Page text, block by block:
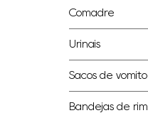
Comadre
Urinais
Sacos de vômito
Bandejas de rim